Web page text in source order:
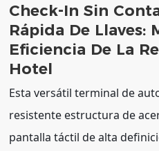
Check-In Sin
Rápida De Llaves:
Eficiencia De La
Hotel
Esta versátil terminal de
resistente estructura de
pantalla táctil de alta